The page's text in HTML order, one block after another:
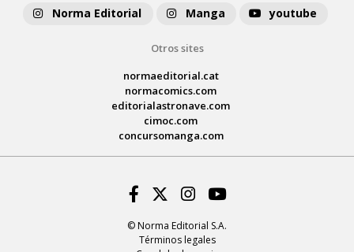
Norma Editorial
Manga youtube
Otros sites
normaeditorial.cat
normacomics.com
editorialastronave.com
cimoc.com
concursomanga.com
© Norma Editorial S.A.
Términos legales
Facebook
Twitter
Instagram
Youtube